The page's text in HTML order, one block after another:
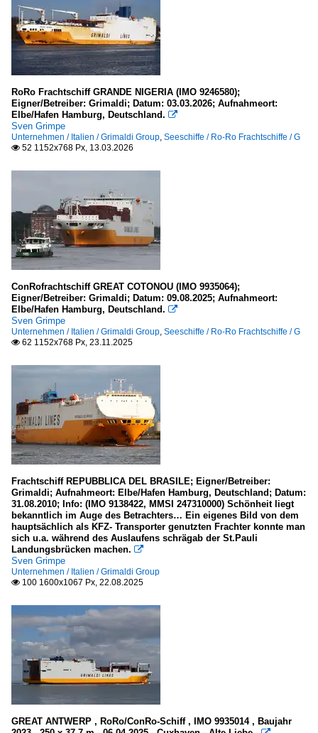
RoRo Frachtschiff GRANDE NIGERIA (IMO 9246580);
Eigner/Betreiber: Grimaldi; Datum: 03.03.2026; Aufnahmeort:
Elbe/Hafen Hamburg, Deutschland. 
Sven Grimpe
Unternehmen / Italien / Grimaldi Group, Seeschiffe / Ro-Ro Frachtschiffe / G
 52 1152x768 Px, 13.03.2026
ConRofrachtschiff GREAT COTONOU (IMO 9935064);
Eigner/Betreiber: Grimaldi; Datum: 09.08.2025; Aufnahmeort:
Elbe/Hafen Hamburg, Deutschland. 
Sven Grimpe
Unternehmen / Italien / Grimaldi Group, Seeschiffe / Ro-Ro Frachtschiffe / G
 62 1152x768 Px, 23.11.2025
Frachtschiff REPUBBLICA DEL BRASILE; Eigner/Betreiber:
Grimaldi; Aufnahmeort: Elbe/Hafen Hamburg, Deutschland; Datum:
31.08.2010; Info: (IMO 9138422, MMSI 247310000) Schönheit liegt
bekanntlich im Auge des Betrachters… Ein eigenes Bild von dem
hauptsächlich als KFZ- Transporter genutzten Frachter konnte man
sich u.a. während des Auslaufens schrägab der St.Pauli
Landungsbrücken machen. 
Sven Grimpe
Unternehmen / Italien / Grimaldi Group
 100 1600x1067 Px, 22.08.2025
GREAT ANTWERP , RoRo/ConRo-Schiff , IMO 9935014 , Baujahr